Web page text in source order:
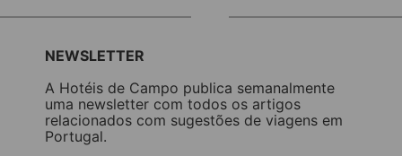
NEWSLETTER
A Hotéis de Campo publica semanalmente
uma newsletter com todos os artigos
relacionados com sugestões de viagens em
Portugal.